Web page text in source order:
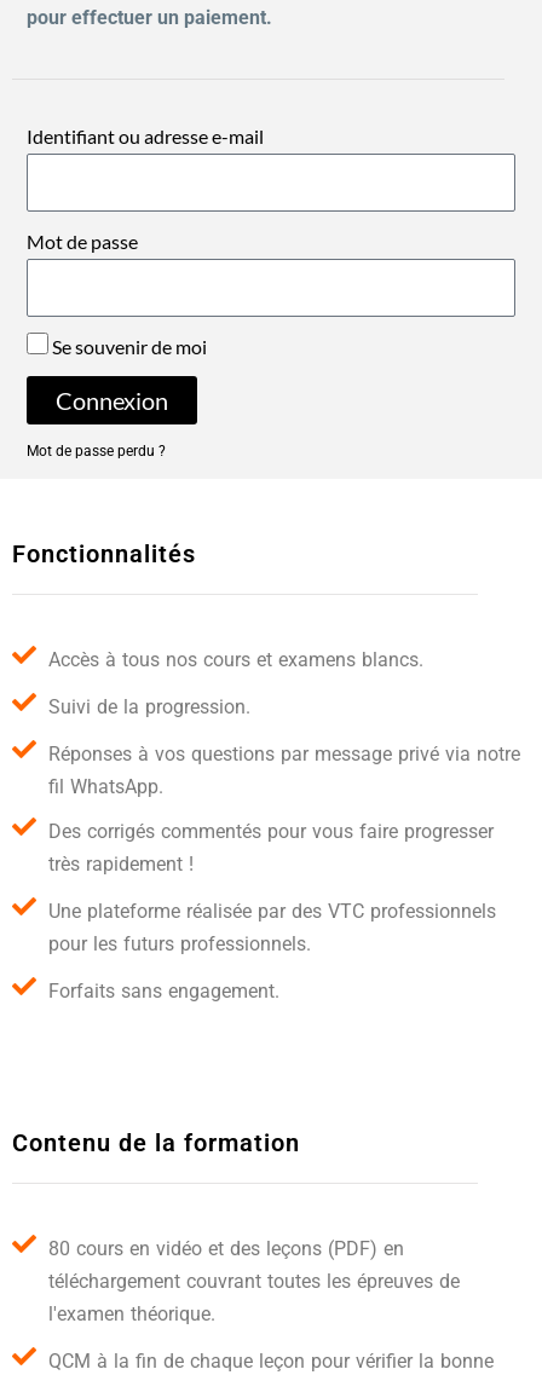
pour effectuer un paiement.
Identifiant ou adresse e-mail
Mot de passe
Se souvenir de moi
Connexion
Mot de passe perdu ?
Fonctionnalités
Accès à tous nos cours et examens blancs.
Suivi de la progression.
Réponses à vos questions par message privé via notre
fil WhatsApp.
Des corrigés commentés pour vous faire progresser
très rapidement !
Une plateforme réalisée par des VTC professionnels
pour les futurs professionnels.
Forfaits sans engagement.
Contenu de la formation
80 cours en vidéo et des leçons (PDF) en
téléchargement couvrant toutes les épreuves de
l'examen théorique.
QCM à la fin de chaque leçon pour vérifier la bonne